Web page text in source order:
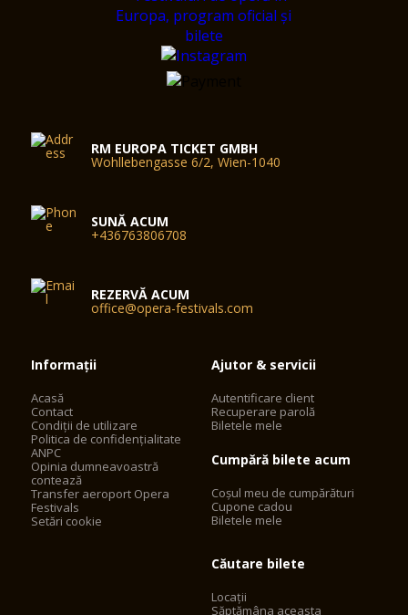
RM EUROPA TICKET GMBH
Wohllebengasse 6/2, Wien-1040
SUNĂ ACUM
+436763806708
REZERVĂ ACUM
office@opera-festivals.com
Informații
Acasă
Contact
Condiții de utilizare
Politica de confidențialitate
ANPC
Opinia dumneavoastră
contează
Transfer aeroport Opera
Festivals
Setări cookie
Ajutor & servicii
Autentificare client
Recuperare parolă
Biletele mele
Cumpără bilete acum
Coșul meu de cumpărături
Cupone cadou
Biletele mele
Căutare bilete
Locații
Săptămâna aceasta